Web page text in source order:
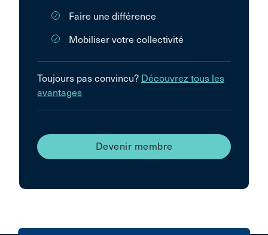
Faire une différence
Mobiliser votre collectivité
Toujours pas convincu? Découvrez tous les
avantages
Devenir membre